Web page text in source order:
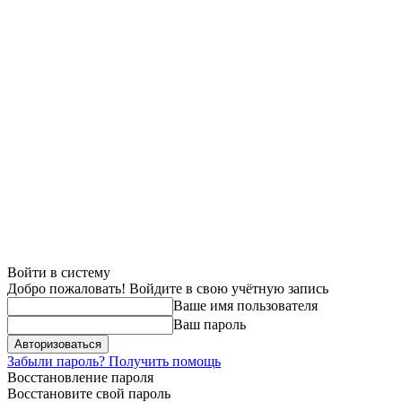
Войти в систему
Добро пожаловать! Войдите в свою учётную запись
Ваше имя пользователя
Ваш пароль
Забыли пароль? Получить помощь
Восстановление пароля
Восстановите свой пароль